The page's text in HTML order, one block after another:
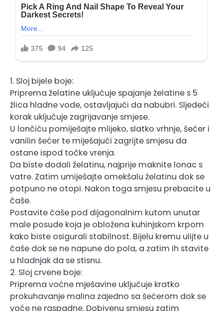
1. Sloj bijele boje:
Priprema želatine uključuje spajanje želatine s 5
žlica hladne vode, ostavljajući da nabubri. Sljedeći
korak uključuje zagrijavanje smjese.
U lončiću pomiješajte mlijeko, slatko vrhnje, šećer i
vanilin šećer te miješajući zagrijte smjesu da
ostane ispod točke vrenja.
Da biste dodali želatinu, najprije maknite lonac s
vatre. Zatim umiješajte omekšalu želatinu dok se
potpuno ne otopi. Nakon toga smjesu prebacite u
čaše.
Postavite čaše pod dijagonalnim kutom unutar
male posude koja je obložena kuhinjskom krpom
kako biste osigurali stabilnost. Bijelu kremu ulijte u
čaše dok se ne napune do pola, a zatim ih stavite
u hladnjak da se stisnu.
2. Sloj crvene boje:
Priprema voćne mješavine uključuje kratko
prokuhavanje malina zajedno sa šećerom dok se
voće ne raspadne. Dobivenu smjesu zatim